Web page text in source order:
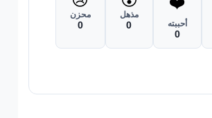
أحببته
0
مذهل
0
محزن
0